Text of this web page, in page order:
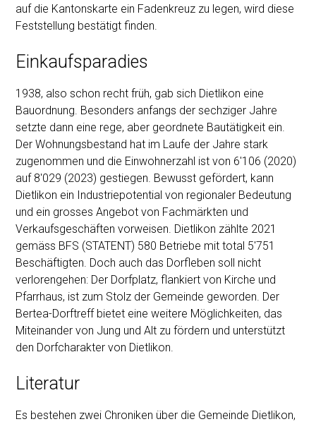
auf die Kantonskarte ein Fadenkreuz zu legen, wird diese
Feststellung bestätigt finden.
Einkaufsparadies
1938, also schon recht früh, gab sich Dietlikon eine
Bauordnung. Besonders anfangs der sechziger Jahre
setzte dann eine rege, aber geordnete Bautätigkeit ein.
Der Wohnungsbestand hat im Laufe der Jahre stark
zugenommen und die Einwohnerzahl ist von 6'106 (2020)
auf 8'029 (2023) gestiegen. Bewusst gefördert, kann
Dietlikon ein Industriepotential von regionaler Bedeutung
und ein grosses Angebot von Fachmärkten und
Verkaufsgeschäften vorweisen. Dietlikon zählte 2021
gemäss BFS (STATENT) 580 Betriebe mit total 5'751
Beschäftigten. Doch auch das Dorfleben soll nicht
verlorengehen: Der Dorfplatz, flankiert von Kirche und
Pfarrhaus, ist zum Stolz der Gemeinde geworden. Der
Bertea-Dorftreff bietet eine weitere Möglichkeiten, das
Miteinander von Jung und Alt zu fördern und unterstützt
den Dorfcharakter von Dietlikon.
Literatur
Es bestehen zwei Chroniken über die Gemeinde Dietlikon,